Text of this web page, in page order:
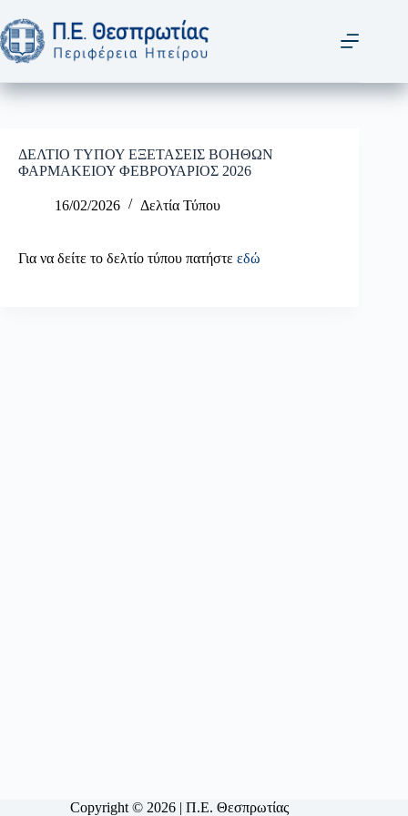
στο
περιεχόμενο
ΔΕΛΤΙΟ ΤΥΠΟΥ ΕΞΕΤΑΣΕΙΣ ΒΟΗΘΩΝ
ΦΑΡΜΑΚΕΙΟΥ ΦΕΒΡΟΥΑΡΙΟΣ 2026
16/02/2026 Δελτία Τύπου
Για να δείτε το δελτίο τύπου πατήστε εδώ
Copyright © 2026 | Π.Ε. Θεσπρωτίας